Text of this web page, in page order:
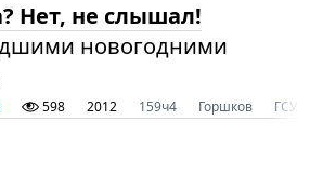
Нет, не слышал!
новогодними
598 2012 159ч4 Горшков ГСУ